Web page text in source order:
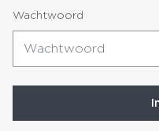
Wachtwoord